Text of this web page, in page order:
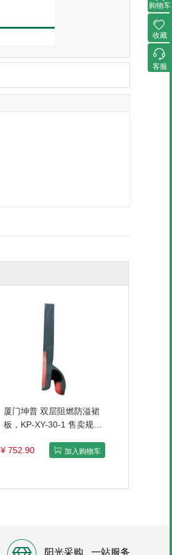
厦门坤普 双层阻燃防溢裙
板，KP-XY-30-1 售卖规
¥ 752.90
加入购物车
阳光采购 一站服务
购物车
收藏
客服